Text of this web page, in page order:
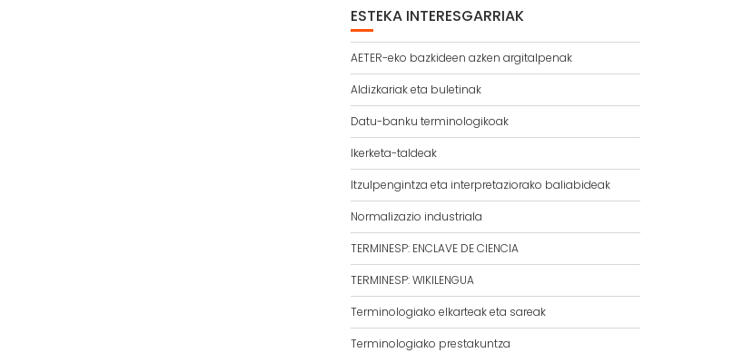
ESTEKA INTERESGARRIAK
AETER-eko bazkideen azken argitalpenak
Aldizkariak eta buletinak
Datu-banku terminologikoak
Ikerketa-taldeak
Itzulpengintza eta interpretaziorako baliabideak
Normalizazio industriala
TERMINESP: ENCLAVE DE CIENCIA
TERMINESP: WIKILENGUA
Terminologiako elkarteak eta sareak
Terminologiako prestakuntza